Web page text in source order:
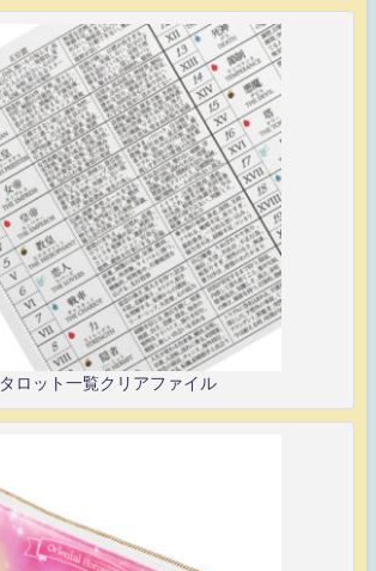
タロット一覧クリアファイル